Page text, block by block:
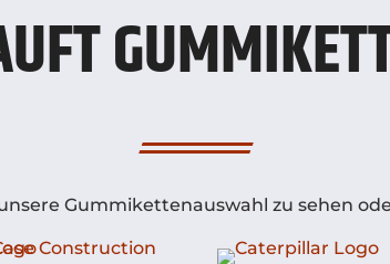
Gummikettenauswahl zu sehen